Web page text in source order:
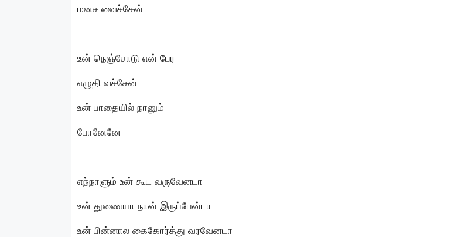
மனச வைச்சேன்
உன் நெஞ்சோடு என் பேர
எழுதி வச்சேன்
உன் பாதையில் நானும்
போனேனே
எந்நாளும் உன் கூட வருவேனடா
உன் துணையா நான் இருப்பேன்டா
உன் பின்னால கைகோர்த்து வரவேனடா